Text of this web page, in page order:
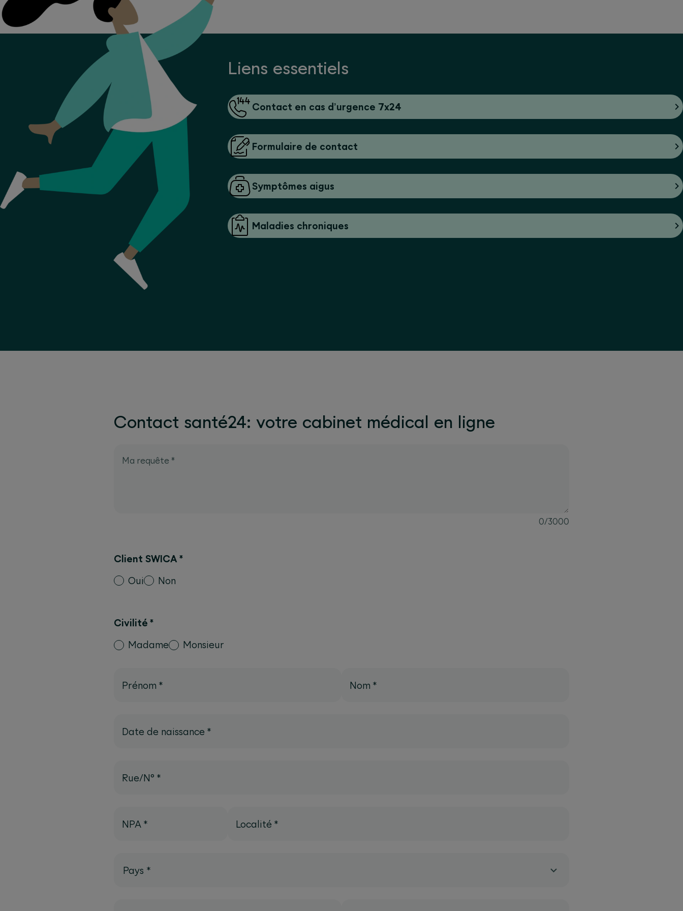
Liens essentiels
Contact en cas d’urgence 7x24
Formulaire de contact
Symptômes aigus
Maladies chroniques
Contact santé24: votre cabinet médical en ligne
Ma requête *
0/3000
Client SWICA *
Oui
Non
Civilité *
Madame
Monsieur
Prénom * Nom *
Date de naissance *
Rue/N° *
NPA * Localité *
Pays *